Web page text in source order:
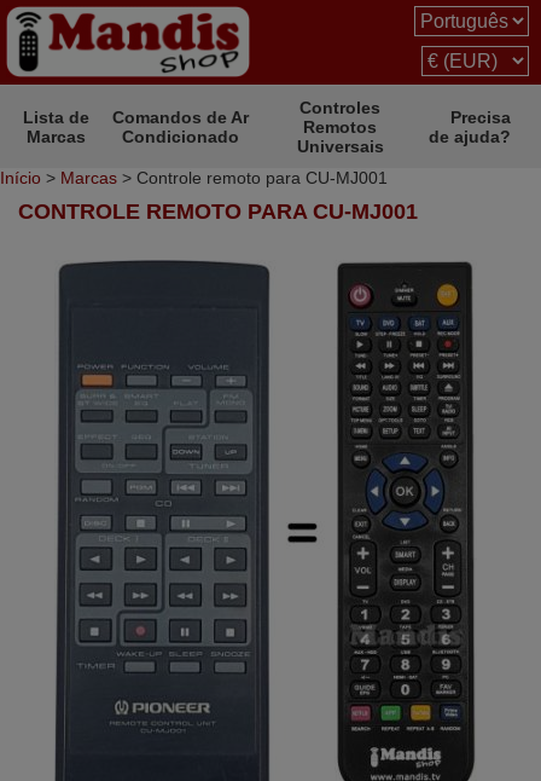
Lista de
Marcas
Comandos de Ar
Condicionado
Controles
Remotos
Universais
Precisa
de ajuda?
Início > Marcas > Controle remoto para CU-MJ001
CONTROLE REMOTO PARA CU-MJ001